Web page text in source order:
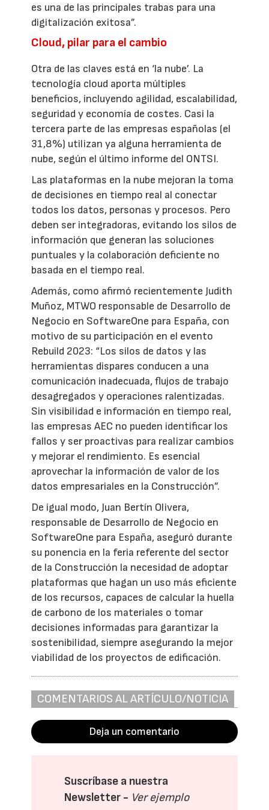
es una de las principales trabas para una
digitalización exitosa”.
Cloud, pilar para el cambio
Otra de las claves está en ‘la nube’. La
tecnología cloud aporta múltiples
beneficios, incluyendo agilidad, escalabilidad,
seguridad y economía de costes. Casi la
tercera parte de las empresas españolas (el
31,8%) utilizan ya alguna herramienta de
nube, según el último informe del ONTSI.
Las plataformas en la nube mejoran la toma
de decisiones en tiempo real al conectar
todos los datos, personas y procesos. Pero
deben ser integradoras, evitando los silos de
información que generan las soluciones
puntuales y la colaboración deficiente no
basada en el tiempo real.
Además, como afirmó recientemente Judith
Muñoz, MTWO responsable de Desarrollo de
Negocio en SoftwareOne para España, con
motivo de su participación en el evento
Rebuild 2023: “Los silos de datos y las
herramientas dispares conducen a una
comunicación inadecuada, flujos de trabajo
desagregados y operaciones ralentizadas.
Sin visibilidad e información en tiempo real,
las empresas AEC no pueden identificar los
fallos y ser proactivas para realizar cambios
y mejorar el rendimiento. Es esencial
aprovechar la información de valor de los
datos empresariales en la Construcción”.
De igual modo, Juan Bertín Olivera,
responsable de Desarrollo de Negocio en
SoftwareOne para España, aseguró durante
su ponencia en la feria referente del sector
de la Construcción la necesidad de adoptar
plataformas que hagan un uso más eficiente
de los recursos, capaces de calcular la huella
de carbono de los materiales o tomar
decisiones informadas para garantizar la
sostenibilidad, siempre asegurando la mejor
viabilidad de los proyectos de edificación.
COMENTARIOS AL ARTÍCULO/NOTICIA
Deja un comentario
Suscríbase a nuestra
Newsletter - Ver ejemplo